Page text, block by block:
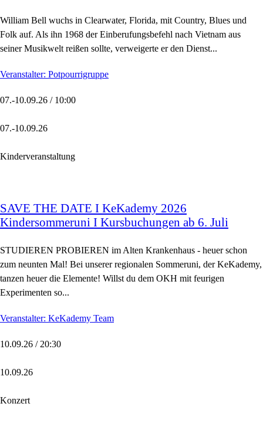
William Bell wuchs in Clearwater, Florida, mit Country, Blues und
Folk auf. Als ihn 1968 der Einberufungsbefehl nach Vietnam aus
seiner Musikwelt reißen sollte, verweigerte er den Dienst...
Veranstalter: Potpourrigruppe
07.-10.09.26 / 10:00
07.-10.09.26
Kinderveranstaltung
SAVE THE DATE I KeKademy 2026
Kindersommeruni I Kursbuchungen ab 6. Juli
STUDIEREN PROBIEREN im Alten Krankenhaus - heuer schon
zum neunten Mal! Bei unserer regionalen Sommeruni, der KeKademy,
tanzen heuer die Elemente! Willst du dem OKH mit feurigen
Experimenten so...
Veranstalter: KeKademy Team
10.09.26 / 20:30
10.09.26
Konzert